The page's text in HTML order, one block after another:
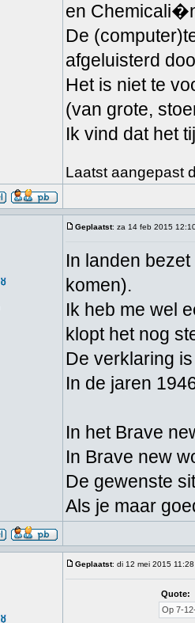
en
De
afgeluisterd
Het is niet te
(van grote,
Ik vind dat het
Laatst aangepast
Geplaatst: za 14 feb 2015
In landen
komen).
Ik heb me wel
klopt het nog
De verklaring
In de jaren
In het Brave
In Brave new
De gewenste
Als je maar
Geplaatst: di 12 mei 2015 11:28
Quote:
Op 7-